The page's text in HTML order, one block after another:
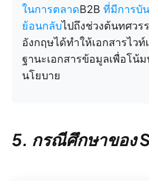
ในการตลาดB2B ที่มีการบั
ย้อนกลับไปถึงช่วงต้นทศวร
อังกฤษได้ทำให้เอกสารไวท์
ฐานะเอกสารข้อมูลเพื่อโน้
นโยบาย
5. กรณีศึกษาของ